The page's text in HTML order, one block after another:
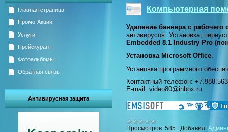
Главная страница
Промо-Акции
Услуги
Прейскурант
Фотоальбомы
Обратная связь
Антивирусная защита
Компьютерная
Удаление баннера с рабочего
антивирусов. Установка,
Embedded 8.1 Industry Pro
Установка Microsoft Office
Установка программного
Контактный телефон:
E-mail: video80@inbox.ru
Просмотров: 585 | Добавил: